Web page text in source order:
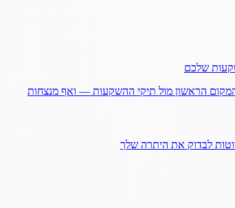
שלכם
הראשון מול תיקי ההשקעות — ואף מנצחות